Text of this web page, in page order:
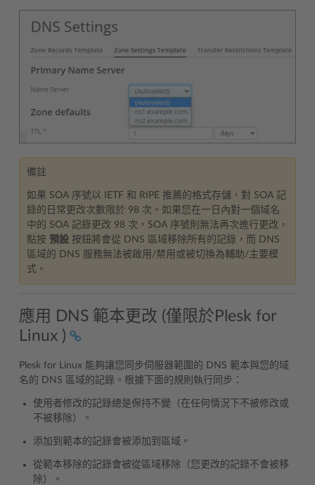
備註
如果 SOA 序號以 IETF 和 RIPE 推薦的格式存儲，對 SOA 記
錄的日常更改次數限於 98 次。如果您在一日內對一個域名
中的 SOA 記錄更改 98 次，SOA 序號則無法再次進行更改，
點按 預設 按鈕將會從 DNS 區域移除所有的記錄，而 DNS
區域的 DNS 服務無法被啟用/禁用或被切換為輔助/主要模
式。
應用 DNS 範本更改 (僅限於Plesk for
Linux )
Plesk for Linux 能夠讓您同步伺服器範圍的 DNS 範本與您的域
名的 DNS 區域的記錄。根據下面的規則執行同步：
使用者修改的記錄總是保持不變（在任何情況下不被修改或
不被移除）。
添加到範本的記錄會被添加到區域。
從範本移除的記錄會被從區域移除（您更改的記錄不會被移
除）。